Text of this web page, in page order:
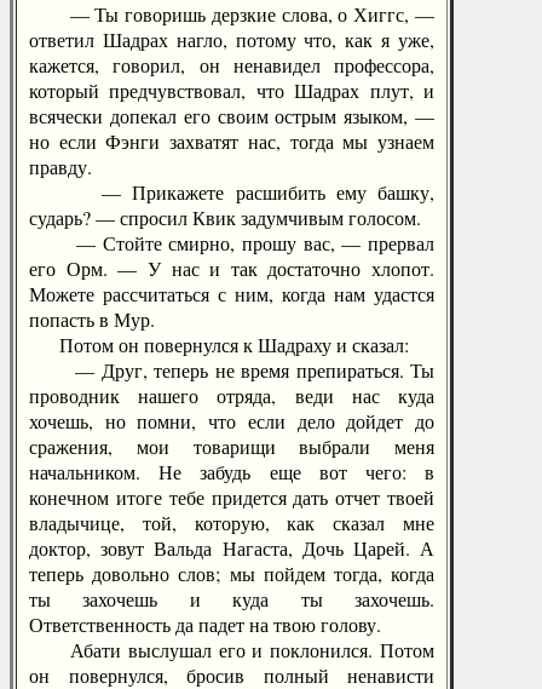
— Ты говоришь дерзкие слова, о Хиггс, —
ответил Шадрах нагло, потому что, как я уже,
кажется, говорил, он ненавидел профессора,
который предчувствовал, что Шадрах плут, и
всячески допекал его своим острым языком, —
но если Фэнги захватят нас, тогда мы узнаем
правду.
— Прикажете расшибить ему башку,
сударь? — спросил Квик задумчивым голосом.
— Стойте смирно, прошу вас, — прервал
его Орм. — У нас и так достаточно хлопот.
Можете рассчитаться с ним, когда нам удастся
попасть в Мур.
Потом он повернулся к Шадраху и сказал:
— Друг, теперь не время препираться. Ты
проводник нашего отряда, веди нас куда
хочешь, но помни, что если дело дойдет до
сражения, мои товарищи выбрали меня
начальником. Не забудь еще вот чего: в
конечном итоге тебе придется дать отчет твоей
владычице, той, которую, как сказал мне
доктор, зовут Вальда Нагаста, Дочь Царей. А
теперь довольно слов; мы пойдем тогда, когда
ты захочешь и куда ты захочешь.
Ответственность да падет на твою голову.
Абати выслушал его и поклонился. Потом
он повернулся, бросив полный ненависти